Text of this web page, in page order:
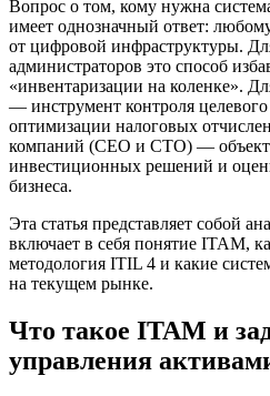
Вопрос о том, кому нужна
имеет однозначный ответ:
от цифровой инфраструктуры.
администраторов это способ
«инвентаризации на коленке».
— инструмент контроля
оптимизации налоговых
компаний (CEO и CTO) —
инвестиционных решений и
бизнеса.
Эта статья представляет собой
включает в себя понятие ITAM,
методология ITIL 4 и какие
на текущем рынке.
Что такое ITAM и
управления